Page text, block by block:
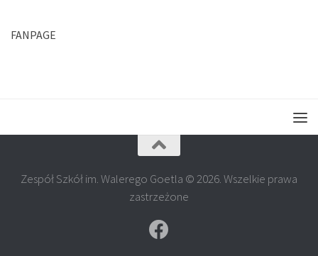
FANPAGE
Zespół Szkół im. Walerego Goetla © 2026. Wszelkie prawa
zastrzeżone